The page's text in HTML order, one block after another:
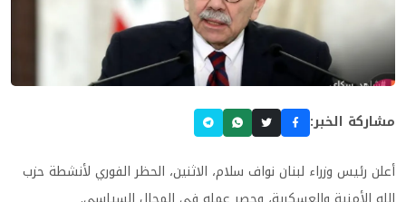
مشاركة الخبر:
أعلن رئيس وزراء لبنان نواف سلام، الاثنين، الحظر الفوري لأنشطة حزب